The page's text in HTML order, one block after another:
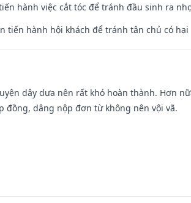
hành việc cắt tóc để tránh đầu sinh ra
tiến hành hội khách để tránh tân chủ có hại
dây dưa nên rất khó hoàn thành. Hơn
đồng, dâng nộp đơn từ không nên vội vã.